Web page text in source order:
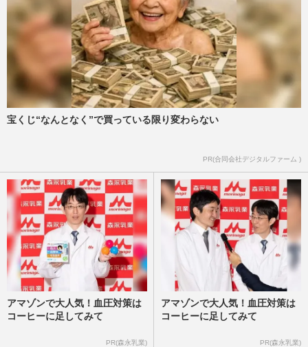
宝くじ“なんとなく”で買っている限り変わらない
PR(合同会社デジタルファーム )
アマゾンで大人気！血圧対策は
コーヒーに足してみて
PR(森永乳業)
アマゾンで大人気！血圧対策は
コーヒーに足してみて
PR(森永乳業)